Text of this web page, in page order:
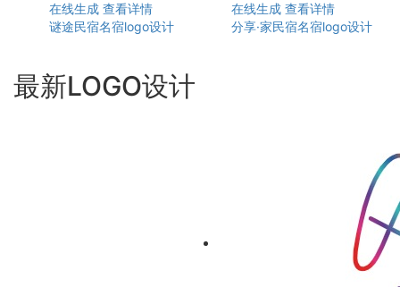
在线生成 查看详情
谜途民宿名宿logo设计
在线生成 查看详情
分享·家民宿名宿logo设计
最新LOGO设计